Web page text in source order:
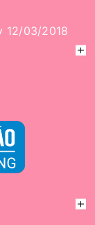
12/03/2018